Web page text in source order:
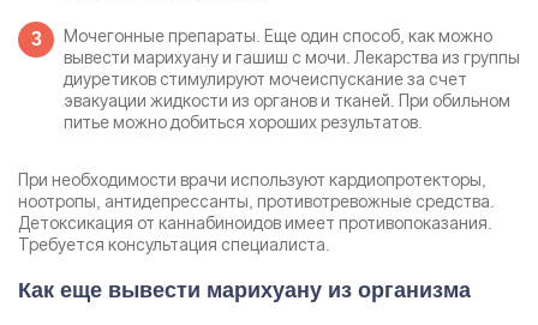
Мочегонные препараты. Еще один способ, как можно
вывести марихуану и гашиш с мочи. Лекарства из группы
диуретиков стимулируют мочеиспускание за счет
эвакуации жидкости из органов и тканей. При обильном
питье можно добиться хороших результатов.
При необходимости врачи используют кардиопротекторы,
ноотропы, антидепрессанты, противотревожные средства.
Детоксикация от каннабиноидов имеет противопоказания.
Требуется консультация специалиста.
Как еще вывести марихуану из организма